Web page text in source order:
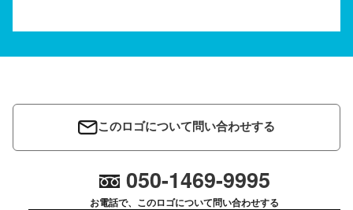
このロゴについて問い合わせする
050-1469-9995
お電話で、このロゴについて問い合わせする